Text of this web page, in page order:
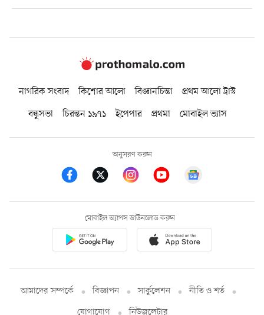
নাগরিক সংবাদ কিশোর আলো বিজ্ঞানচিন্তা
প্রথম আলো ট্রাস্ট
বন্ধুসভা
চিরন্তন ১৯৭১ ইপেপার প্রথমা মোবাইল ভ্যাস
অনুসরণ করুন
মোবাইল অ্যাপস ডাউনলোড করুন
আমাদের সম্পর্কে বিজ্ঞাপন সার্কুলেশন
নীতি ও শর্ত
যোগাযোগ
নিউজলেটার